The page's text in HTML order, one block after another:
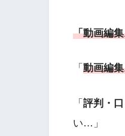
「動画編
「 動画編
「 評判・
い…」